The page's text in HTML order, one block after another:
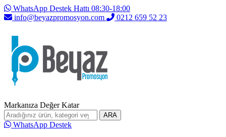
WhatsApp Destek Hattı 08:30-18:00
info@beyazpromosyon.com
0212 659 52 23
Markanıza Değer Katar
ARA
WhatsApp Destek